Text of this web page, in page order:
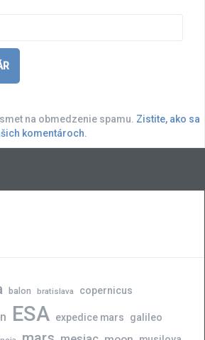
na obmedzenie spamu. Zistite, ako sa
komentároch.
balon bratislava copernicus
ESA expedice mars
galileo